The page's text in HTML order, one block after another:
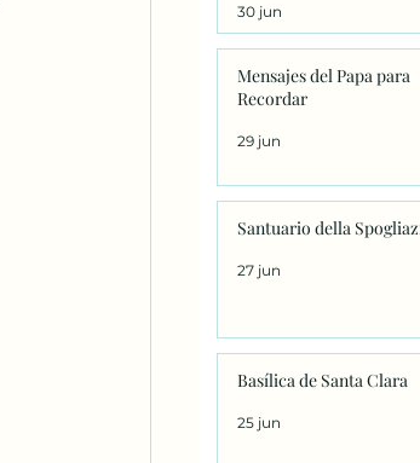
30 jun
Mensajes del Papa para
Recordar
29 jun
Santuario della
27 jun
Basílica de Santa Clara
25 jun